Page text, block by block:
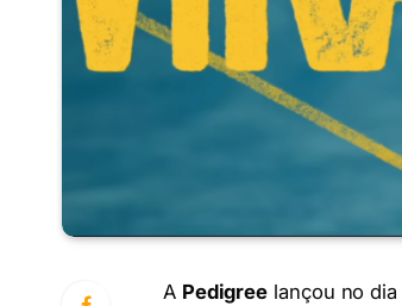
A Pedigree lançou no dia